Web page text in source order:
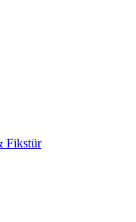
Fikstür